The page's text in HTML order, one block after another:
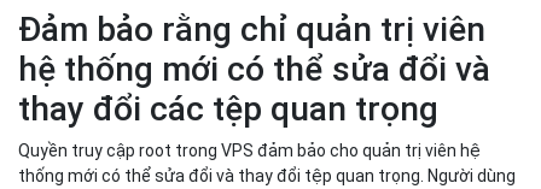
Đảm bảo rằng chỉ quản trị viên
hệ thống mới có thể sửa đổi và
thay đổi các tệp quan trọng
Quyền truy cập root trong VPS đảm bảo cho quản trị viên hệ
thống mới có thể sửa đổi và thay đổi tệp quan trọng. Người dùng